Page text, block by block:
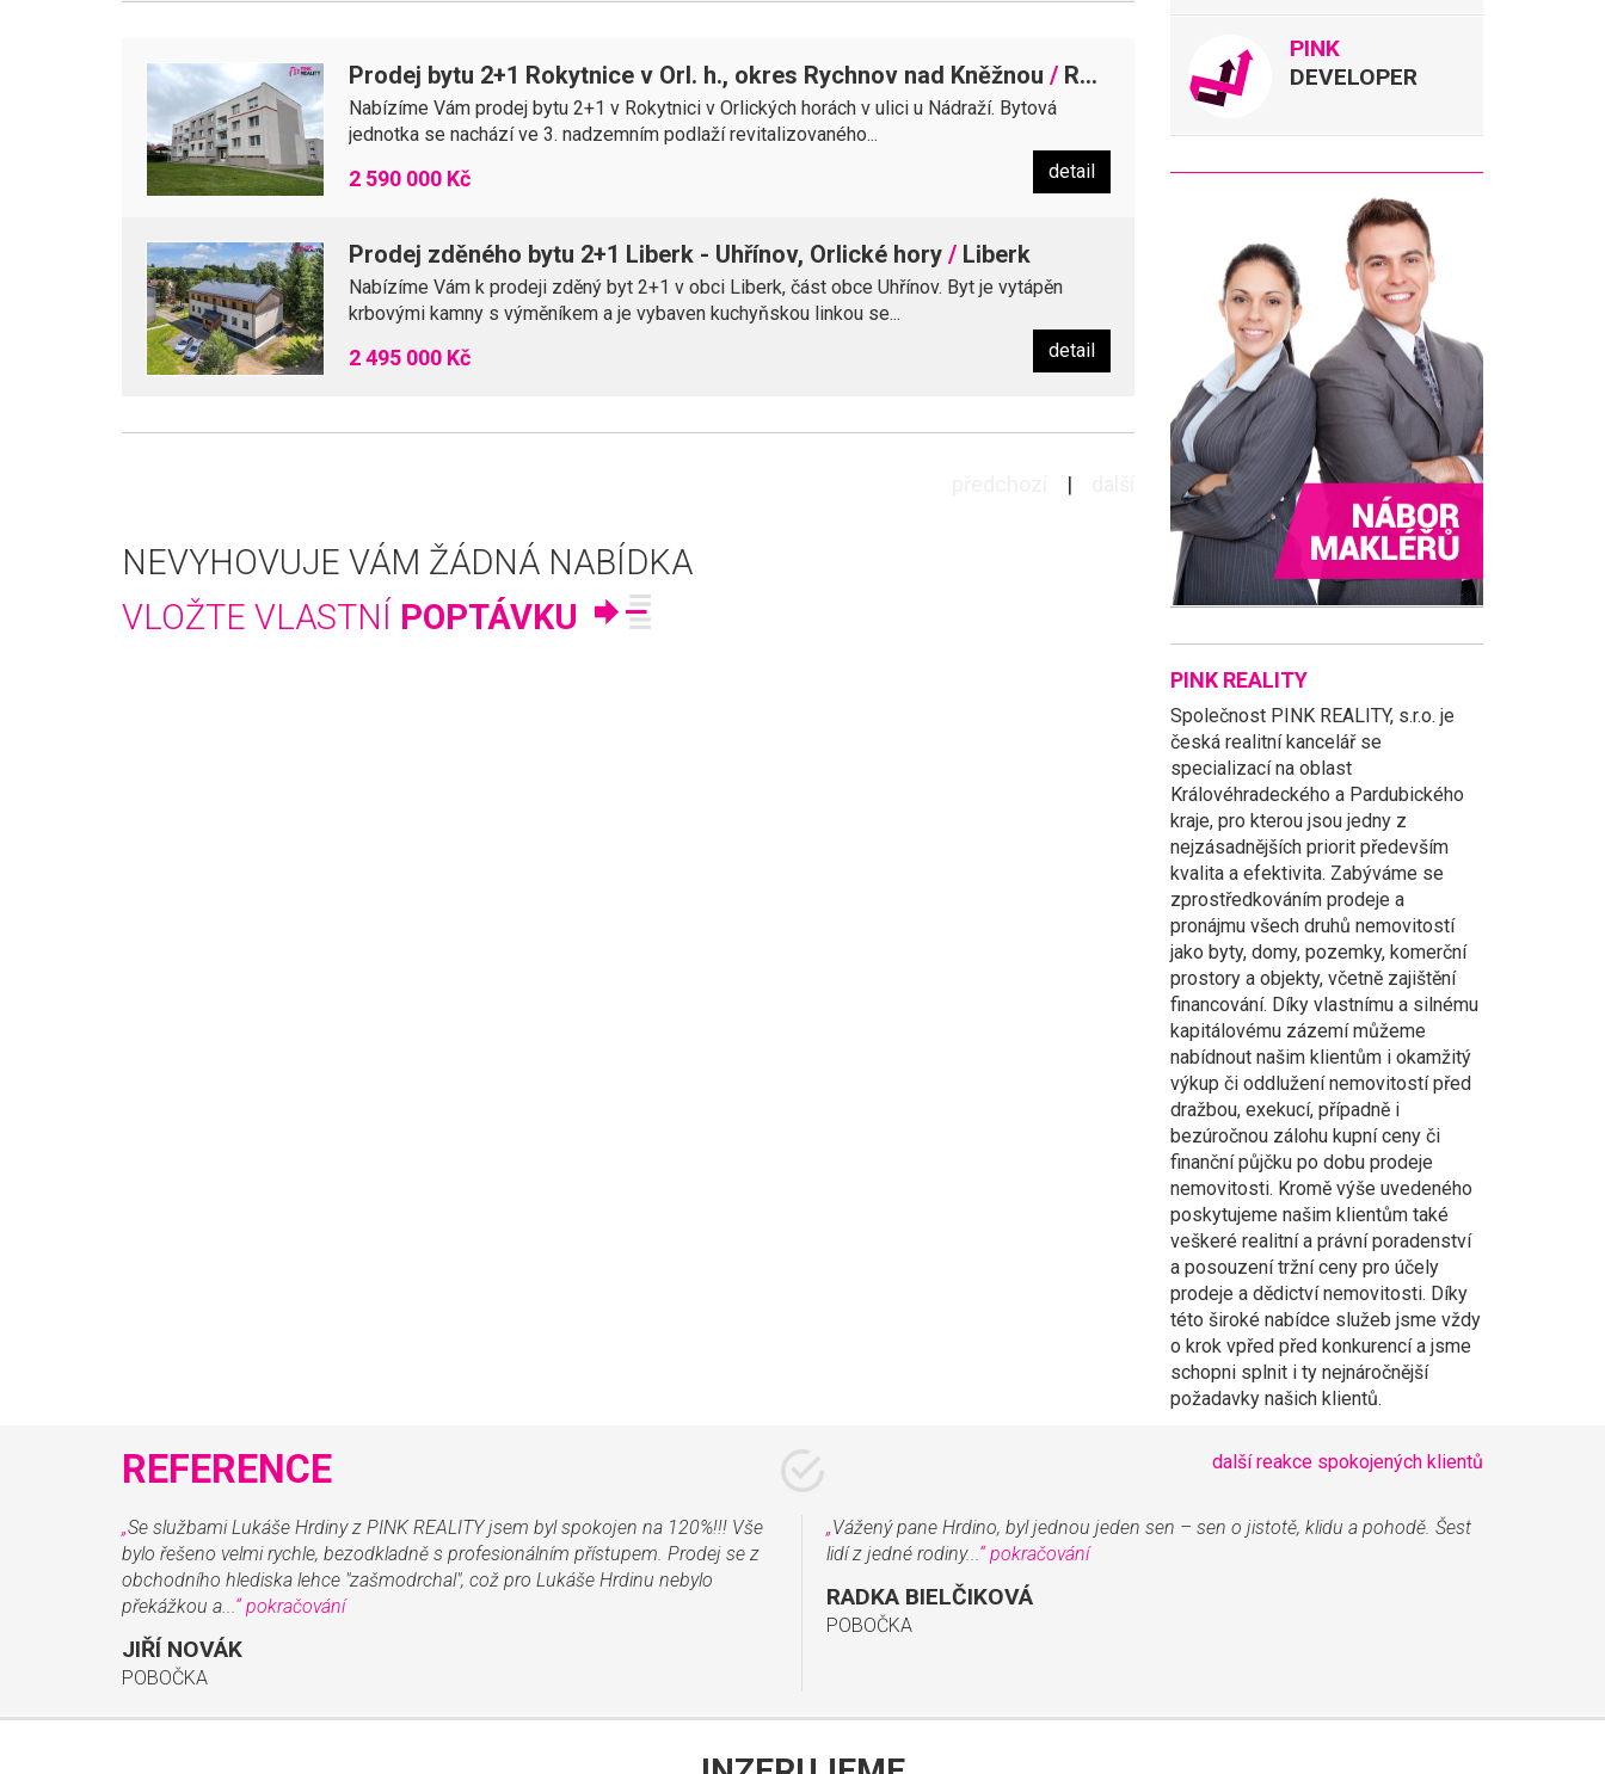
Prodej bytu 2+1 Rokytnice v Orl. h., okres Rychnov nad Kněžnou / Rokytnice v Orlických horách
Nabízíme Vám prodej bytu 2+1 v Rokytnici v Orlických horách v ulici u Nádraží. Bytová
jednotka se nachází ve 3. nadzemním podlaží revitalizovaného...
2 590 000 Kč detail
Prodej zděného bytu 2+1 Liberk - Uhřínov, Orlické hory / Liberk
Nabízíme Vám k prodeji zděný byt 2+1 v obci Liberk, část obce Uhřínov. Byt je vytápěn
krbovými kamny s výměníkem a je vybaven kuchyňskou linkou se...
2 495 000 Kč detail
|
NEVYHOVUJE VÁM ŽÁDNÁ NABÍDKA
VLOŽTE VLASTNÍ POPTÁVKU
PINK
DEVELOPER
PINK REALITY
Společnost PINK REALITY, s.r.o. je
česká realitní kancelář se
specializací na oblast
Královéhradeckého a Pardubického
kraje, pro kterou jsou jedny z
nejzásadnějších priorit především
kvalita a efektivita. Zabýváme se
zprostředkováním prodeje a
pronájmu všech druhů nemovitostí
jako byty, domy, pozemky, komerční
prostory a objekty, včetně zajištění
financování. Díky vlastnímu a silnému
kapitálovému zázemí můžeme
nabídnout našim klientům i okamžitý
výkup či oddlužení nemovitostí před
dražbou, exekucí, případně i
bezúročnou zálohu kupní ceny či
finanční půjčku po dobu prodeje
nemovitosti. Kromě výše uvedeného
poskytujeme našim klientům také
veškeré realitní a právní poradenství
a posouzení tržní ceny pro účely
prodeje a dědictví nemovitosti. Díky
této široké nabídce služeb jsme vždy
o krok vpřed před konkurencí a jsme
schopni splnit i ty nejnáročnější
požadavky našich klientů.
další reakce spokojených klientů
REFERENCE
„Se službami Lukáše Hrdiny z PINK REALITY jsem byl spokojen na 120%!!! Vše
bylo řešeno velmi rychle, bezodkladně s profesionálním přístupem. Prodej se z
obchodního hlediska lehce "zašmodrchal", což pro Lukáše Hrdinu nebylo
překážkou a... “ pokračování
JIŘÍ NOVÁK
POBOČKA
„Vážený pane Hrdino, byl jednou jeden sen – sen o jistotě, klidu a pohodě. Šest
lidí z jedné rodiny... “ pokračování
RADKA BIELČIKOVÁ
POBOČKA